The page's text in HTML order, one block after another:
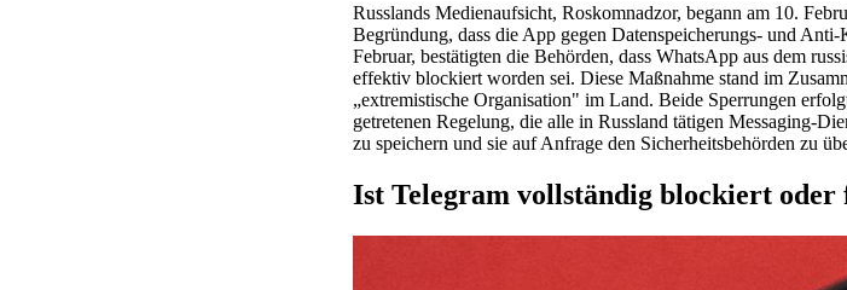
Russlands Medienaufsicht, Roskomnadzor, begann am 10.
Begründung, dass die App gegen Datenspeicherungs- und
Februar, bestätigten die Behörden, dass WhatsApp aus dem
effektiv blockiert worden sei. Diese Maßnahme stand im
„extremistische Organisation" im Land. Beide Sperrungen
getretenen Regelung, die alle in Russland tätigen Messaging-
zu speichern und sie auf Anfrage den Sicherheitsbehörden zu
Ist Telegram vollständig blockiert oder